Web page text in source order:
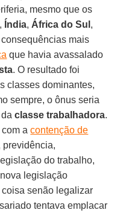
mesmo que os
, Índia, África do Sul ,
mais
que havia avassalado
. O resultado foi
classes dominantes,
sempre, o ônus seria
daclasse trabalhadora.
com acontenção de
previdência,
do trabalho,
legislação
senão legalizar
tentava emplacar